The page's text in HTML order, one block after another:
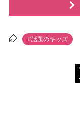
#話題のキッズ